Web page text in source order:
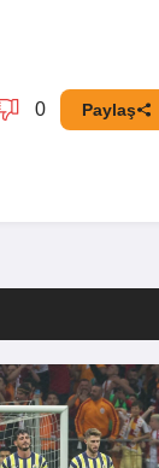
0 Paylaş